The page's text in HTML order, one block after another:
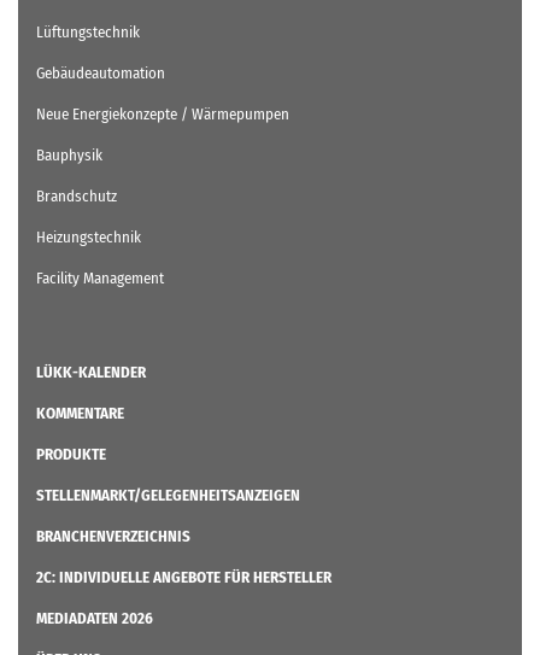
Lüftungstechnik
Gebäudeautomation
Neue Energiekonzepte / Wärmepumpen
Bauphysik
Brandschutz
Heizungstechnik
Facility Management
LÜKK-KALENDER
KOMMENTARE
PRODUKTE
STELLENMARKT/GELEGENHEITSANZEIGEN
BRANCHENVERZEICHNIS
2C: INDIVIDUELLE ANGEBOTE FÜR HERSTELLER
MEDIADATEN 2026